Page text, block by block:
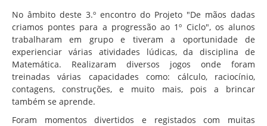
Serviços
Secretarias
Bibliotecas
Reprografias/Papelarias
Bufetes/Bares
No âmbito deste 3.º encontro do Projeto "De mãos dadas
criamos pontes para a progressão ao 1º Ciclo", os alunos
trabalharam em grupo e tiveram a oportunidade de
experienciar várias atividades lúdicas, da disciplina de
Matemática. Realizaram diversos jogos onde foram
treinadas várias capacidades como: cálculo, raciocínio,
contagens, construções, e muito mais, pois a brincar
também se aprende.
Foram momentos divertidos e registados com muitas